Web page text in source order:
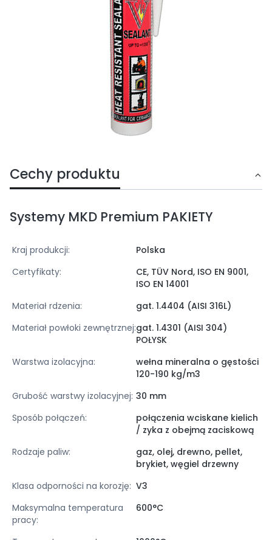
Cechy produktu
Systemy MKD Premium PAKIETY
Kraj produkcji:
Polska
Certyfikaty:
CE, TÜV Nord, ISO EN 9001,
ISO EN 14001
Materiał rdzenia:
gat. 1.4404 (AISI 316L)
Materiał powłoki zewnętrznej:gat. 1.4301 (AISI 304)
POŁYSK
Warstwa izolacyjna:
wełna mineralna o gęstości
120-190 kg/m3
Grubość warstwy izolacyjnej: 30 mm
Sposób połączeń:
połączenia wciskane kielich
/ zyka z obejmą zaciskową
Rodzaje paliw:
gaz, olej, drewno, pellet,
brykiet, węgiel drzewny
Klasa odporności na korozję: V3
Maksymalna temperatura
pracy:
600°C